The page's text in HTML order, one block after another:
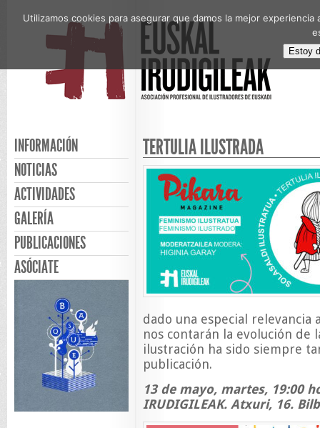
INFORMACIÓN
NOTICIAS
ACTIVIDADES
GALERÍA
PUBLICACIONES
ASÓCIATE
TERTULIA ILUSTRADA
dado una especial relevancia
nos contarán la evolución de
ilustración ha sido siempre
publicación.
13 de mayo, martes, 19:00
IRUDIGILEAK. Atxuri, 16.
Utilizamos cookies para asegurar que damos la mejor
Estoy